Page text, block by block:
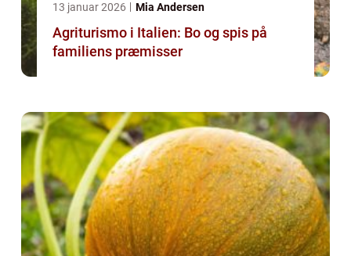
13 januar 2026 Mia Andersen
Agriturismo i Italien: Bo og spis på
familiens præmisser